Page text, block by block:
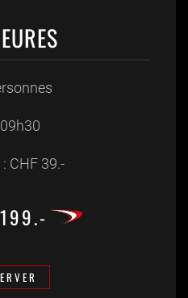
CHF 39.-